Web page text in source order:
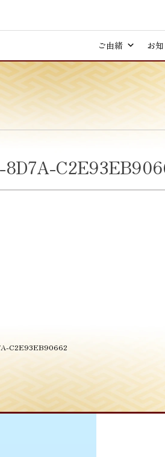
ご由緒 お
C2E93EB90662